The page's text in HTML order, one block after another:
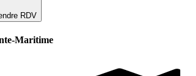
RDV
Maritime